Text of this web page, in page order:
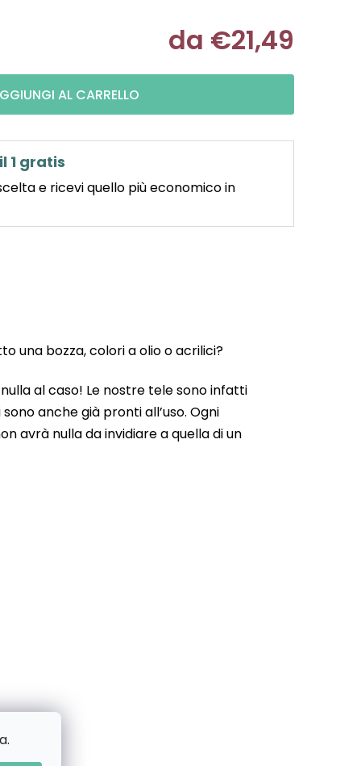
da €21,49
AL CARRELLO
1 gratis
e ricevi quello più economico in
una bozza, colori a olio o acrilici?
al caso! Le nostre tele sono infatti
anche già pronti all’uso. Ogni
avrà nulla da invidiare a quella di un